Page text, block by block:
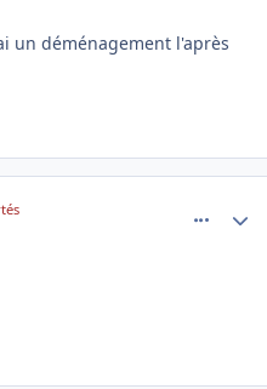
un déménagement l'après